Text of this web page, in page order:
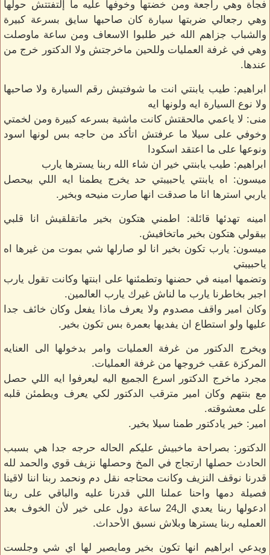
فجأة وهي راجعة ومن خضتها وخوفها عليه ما إلتفتتش حولها
وهي رجعالي ضربتها سيارة كان صاحبها سايق بسرعة كبيرة
والشباب جزاهم الله خير طلبوا الاسعاف ومن ساعة ماوصلت
وهي في غرفة العمليات وللحين ماخرجتش ولا الدكتور خرج من
عندها.
ابراهيم: طيب يابنتي انت ما شوفتيش رقم السيارة ولا صاحبها
ولا نوع السيارة ايه ولونها ايه
منى: لا ياعمي مالحقتش كانت ماشية بسرعه كبيرة ومن لخمتي
وخوفي على سيلا ما عرفتش اتأكد من حاجه بس لونها اسود
ونوعها على ما اعتقد اسكودا
ابراهيم: طيب يابنتي خير ان شاء الله ربنا يسترها يارب
ميسون: اه يابنتي ياحبيبتي حد يخرج يطمنا ايه اللي بيحصل
ياربي استرها انا ما صدقت انها صارت منيحه وبخير.
امينه تهدئها قائلة: اطمني هتكون بخير ماتقلقيش انا قلبي
بيقولي هتكون بخير ماتخافيش.
ميسون: يارب تكون بخير انا لو صارلها شي بموت من غيرها اه
ياحبيبتي
وتضمها امينه في حضنها وتطمئنها على ابنتها وكانت تقول يارب
اجبر بخاطرنا يارب ما لناش غيرك يارب العالمين.
وكان امير واقف مصدوم ولا يعرف ماذا يفعل وكان خائف جدا
عليها ولو استطاع ان يفديها بعمرة بس تكون بخير.
ويخرج الدكتور من غرفة العمليات وامر بدخولها الى العنايه
المركزة عقب خروجها من غرفة العمليات.
مجرد ماخرج الدكتور اسرع الجميع اليه ليعرفوا ايه اللي حصل
مع بنتهم وكان امير مترقب الدكتور لكي يعرف ويطمئن قلبه
على معشوقته.
امير: خير يادكتور طمنا سيلا بخير.
الدكتور: بصراحة ماخبيش عليكم الحاله حرجه جدا هي بسبب
الحادث حصلها ارتجاج في المخ وحصلها نزيف قوي والحمد لله
قدرنا نوقف النزيف وكانت محتاجه نقل دم ونحمد ربنا اننا لاقينا
فصيلة دمها واحنا عملنا اللي قدرنا عليه والباقي على ربنا
ادعولها ربنا يعدي ال24 ساعة دول على خير لأن الخوف بعد
العمليه ربنا يسترها وبلاش نسبق الأحداث.
ويدعي ابراهيم انها تكون بخير ومايصير لها اي شي وجلست